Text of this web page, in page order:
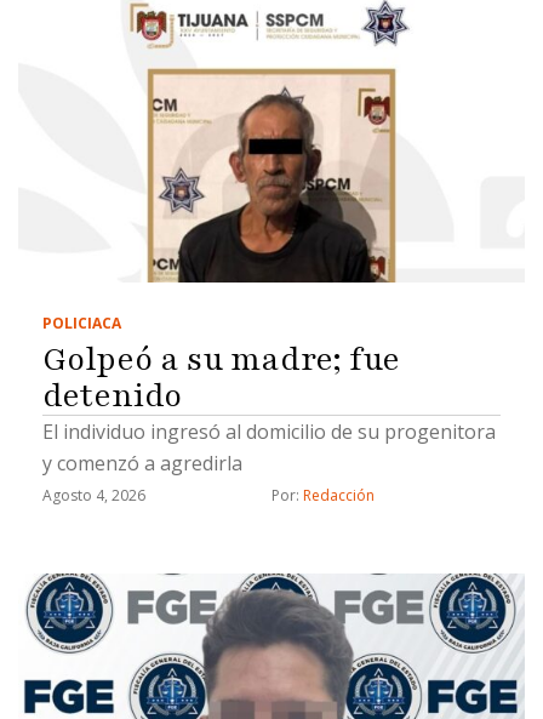
POLICIACA
Golpeó a su madre; fue
detenido
El individuo ingresó al domicilio de su progenitora
y comenzó a agredirla
Agosto 4, 2026 Por: Redacción